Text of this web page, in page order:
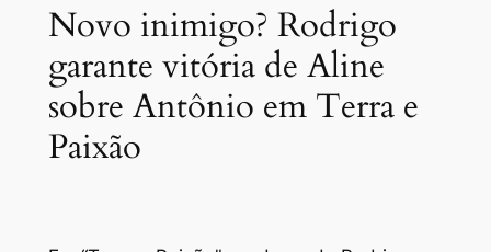
Novo inimigo? Rodrigo
garante vitória de Aline
sobre Antônio em Terra e
Paixão